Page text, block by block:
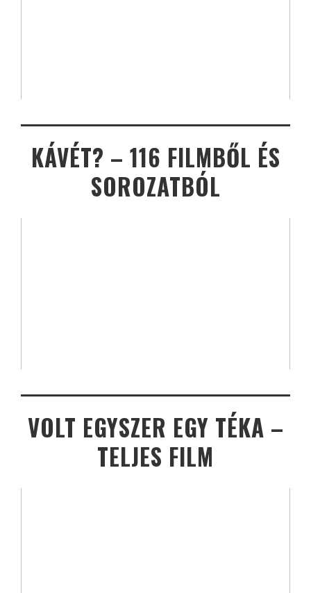
KÁVÉT? – 116 FILMBŐL ÉS
SOROZATBÓL
VOLT EGYSZER EGY TÉKA –
TELJES FILM